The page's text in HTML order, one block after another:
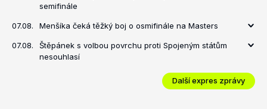
semifinále
07.08. Menšíka čeká těžký boj o osmifinále na Masters
07.08.
Štěpánek s volbou povrchu proti Spojeným státům
nesouhlasí
Další expres zprávy